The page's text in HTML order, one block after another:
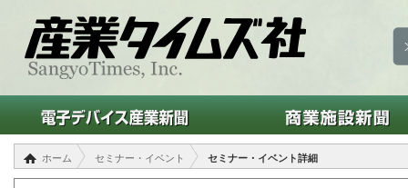
ホーム セミナー・イベント セミナー・イベント詳細